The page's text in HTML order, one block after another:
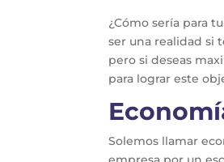
¿Cómo sería para
ser una realidad si
pero si deseas
para lograr este
Solemos llamar